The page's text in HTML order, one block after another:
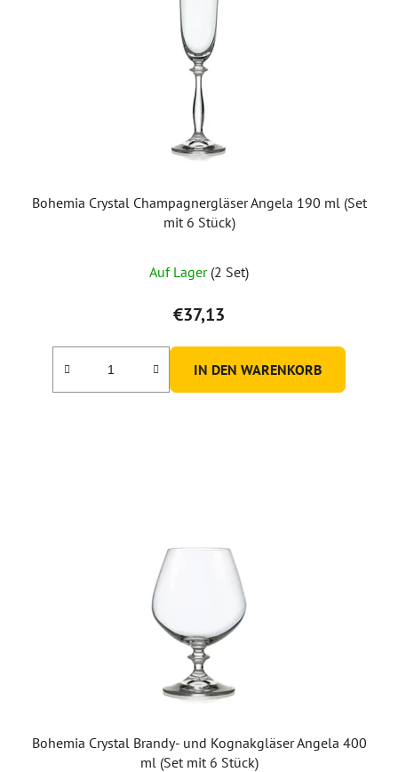
Bohemia Crystal Champagnergläser Angela 190 ml (Set
mit 6 Stück)
Auf Lager (2 Set)
€37,13
IN DEN WARENKORB
Bohemia Crystal Brandy- und Kognakgläser Angela 400
ml (Set mit 6 Stück)